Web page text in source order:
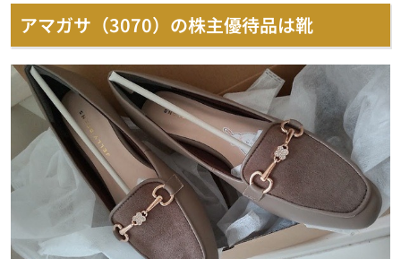
アマガサ（3070）の株主優待品は靴